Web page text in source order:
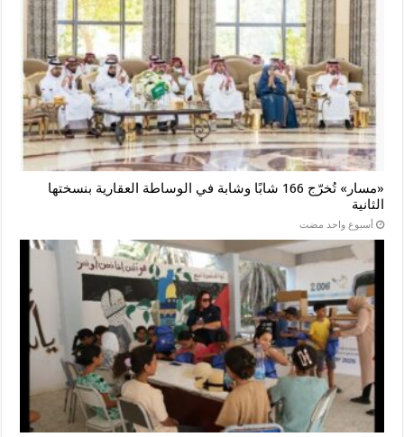
«مسار» تُخرّج 166 شابًا وشابة في الوساطة العقارية بنسختها
الثانية
‏أسبوع واحد مضت